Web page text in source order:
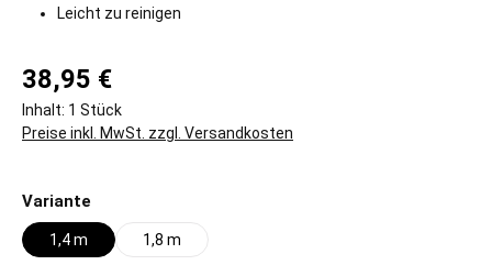
Leicht zu reinigen
38,95 €
Inhalt: 1 Stück
Preise inkl. MwSt. zzgl. Versandkosten
Variante
1,4 m 1,8 m